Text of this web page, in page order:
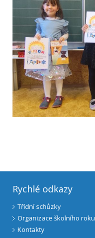
Rychlé odkazy
Třídní schůzky
Organizace školního roku
Kontakty